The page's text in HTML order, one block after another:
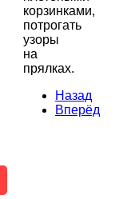
корзинками,
потрогать
узоры
на
прялках.
Назад
Вперёд